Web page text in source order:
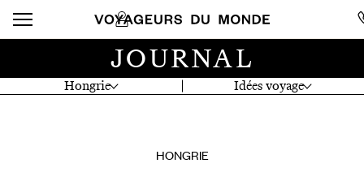
Hongrie Idées voyage
JOURNAL
HONGRIE